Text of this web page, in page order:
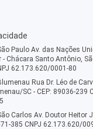
Paulo Av. das Nações
- Chácara Santo Antônio,
62.173.620/0001-80
Rua Dr. Léo de
SC - CEP: 89036-239
Carlos Av. Doutor Heitor
385 CNPJ 62.173.620/